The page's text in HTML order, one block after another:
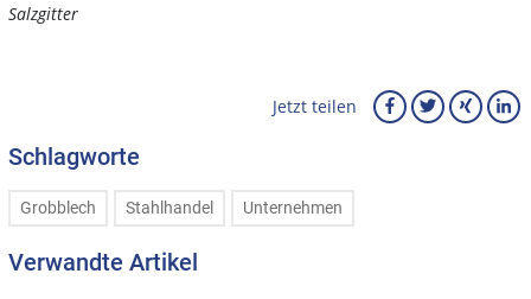
Salzgitter
Jetzt teilen
Schlagworte
Grobblech Stahlhandel Unternehmen
Verwandte Artikel